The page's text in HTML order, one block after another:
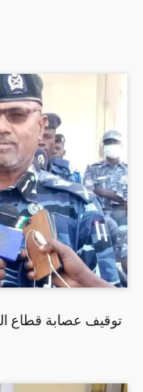
توقيف عصابة قطاع